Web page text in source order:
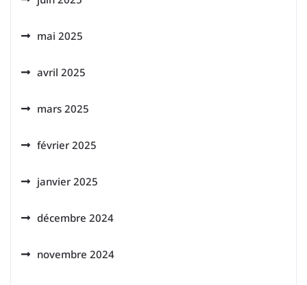
mai 2025
avril 2025
mars 2025
février 2025
janvier 2025
décembre 2024
novembre 2024